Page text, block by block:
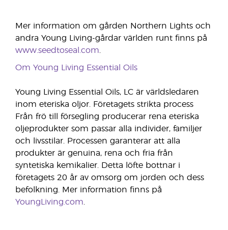
Mer information om gården Northern Lights och
andra Young Living-gårdar världen runt finns på
www.seedtoseal.com
Om Young Living Essential Oils
Young Living Essential Oils, LC är världsledaren
inom eteriska oljor. Företagets strikta process
Från frö till försegling producerar rena eteriska
oljeprodukter som passar alla individer, familjer
och livsstilar. Processen garanterar att alla
produkter är genuina, rena och fria från
syntetiska kemikalier. Detta löfte bottnar i
företagets 20 år av omsorg om jorden och dess
befolkning. Mer information finns på
YoungLiving.com